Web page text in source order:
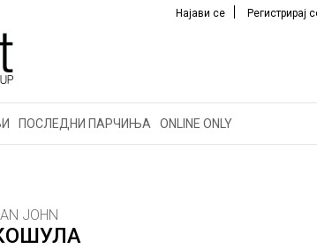
Најави се Регистрирај
ПОСЛЕДНИ ПАРЧИЊА ONLINE ONLY
JOHN